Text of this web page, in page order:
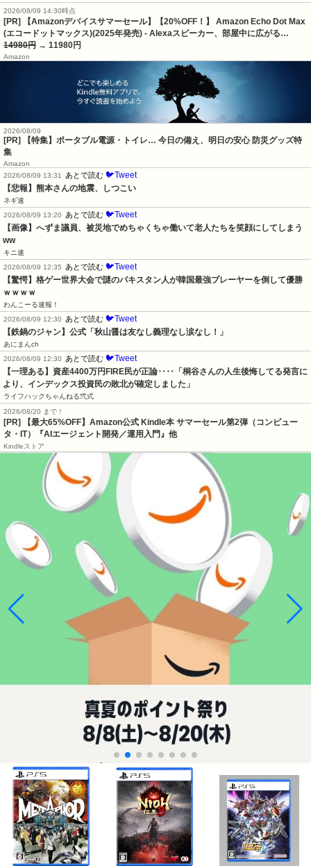
2026/08/09 14:30時点
[PR] 【Amazonデバイスサマーセール】【20%OFF！】 Amazon Echo Dot Max
(エコードットマックス)(2025年発売) - Alexaスピーカー、部屋中に広がる…
14980円 → 11980円
Amazon
2026/08/09
[PR] 【特集】ポータブル電源・トイレ… 今日の備え、明日の安心 防災グッズ特
集
Amazon
2026/08/09 13:31 あとで読む 🐦Tweet
【悲報】熊本さんの地震、しつこい
ネギ速
2026/08/09 13:20 あとで読む 🐦Tweet
【画像】へずま議員、被災地でめちゃくちゃ働いて老人たちを笑顔にしてしまう
ww
キニ速
2026/08/09 12:35 あとで読む 🐦Tweet
【驚愕】格ゲー世界大会で謎のパキスタン人が韓国最強プレーヤーを倒して優勝
ｗｗｗｗ
わんこーる速報！
2026/08/09 12:30 あとで読む 🐦Tweet
【鉄鍋のジャン】公式「秋山醤は友なし義理なし涙なし！」
あにまんch
2026/08/09 12:30 あとで読む 🐦Tweet
【一理ある】資産4400万円FIRE民が正論‥‥「桐谷さんの人生後悔してる発言に
より、インデックス投資民の敗北が確定しました」
ライフハックちゃんねる弐式
2026/08/20 まで！
[PR]
【最大65%OFF】Amazon公式 Kindle本 サマーセール第2弾（コンピュー
タ・IT）『AIエージェント開発／運用入門』他
Kindleストア